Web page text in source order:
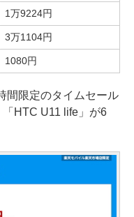
1万9224円
3万1104円
1080円
限定のタイムセール
HTC U11 life」が6